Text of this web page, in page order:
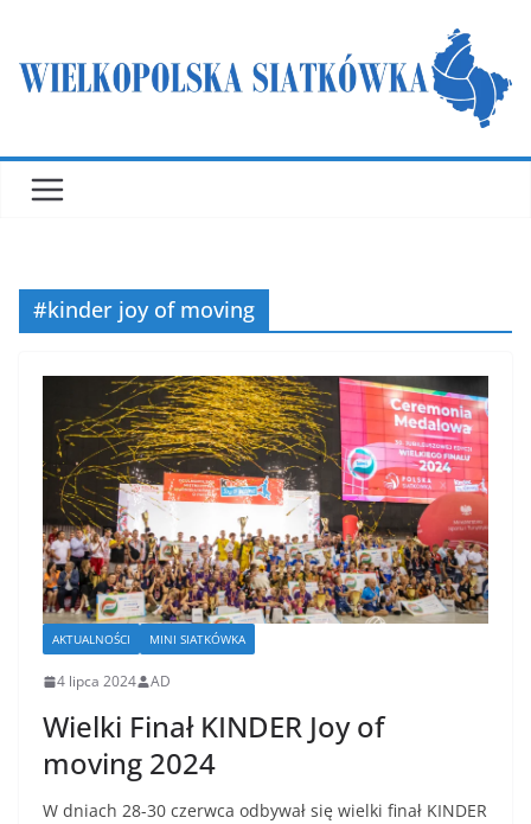
treści
#kinder joy of moving
AKTUALNOŚCI MINI SIATKÓWKA
4 lipca 2024 AD
Wielki Finał KINDER Joy of
moving 2024
W dniach 28-30 czerwca odbywał się wielki finał KINDER